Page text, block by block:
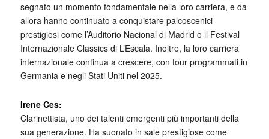
segnato un momento fondamentale nella loro carriera, e da
allora hanno continuato a conquistare palcoscenici
prestigiosi come l’Auditorio Nacional di Madrid o il Festival
Internazionale Classics di L’Escala. Inoltre, la loro carriera
internazionale continua a crescere, con tour programmati in
Germania e negli Stati Uniti nel 2025.
Irene Ces:
Clarinettista, uno dei talenti emergenti più importanti della
sua generazione. Ha suonato in sale prestigiose come